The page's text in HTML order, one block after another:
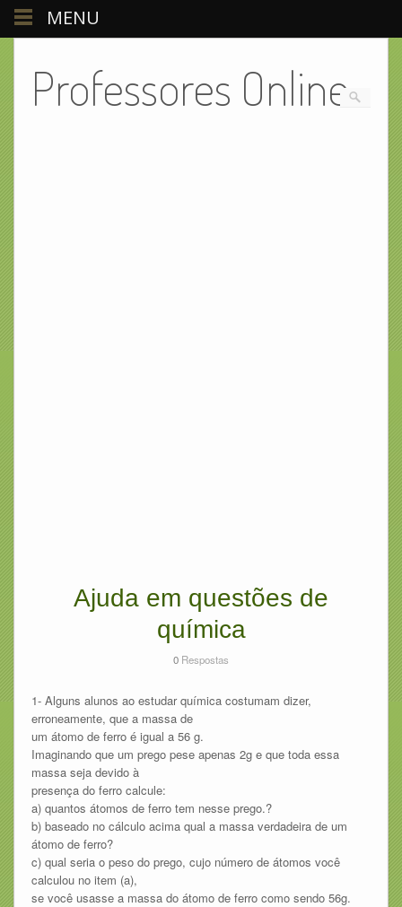
Professores Online
Ajuda em questões de
química
0 Respostas
1- Alguns alunos ao estudar química costumam dizer,
erroneamente, que a massa de
um átomo de ferro é igual a 56 g.
Imaginando que um prego pese apenas 2g e que toda essa
massa seja devido à
presença do ferro calcule:
a) quantos átomos de ferro tem nesse prego.?
b) baseado no cálculo acima qual a massa verdadeira de um
átomo de ferro?
c) qual seria o peso do prego, cujo número de átomos você
calculou no item (a),
se você usasse a massa do átomo de ferro como sendo 56g.
MENU